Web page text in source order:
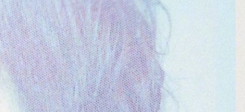
com concerto de G-